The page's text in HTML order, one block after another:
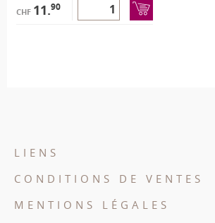
CHF 11.90
LIENS
CONDITIONS DE VENTES
MENTIONS LÉGALES